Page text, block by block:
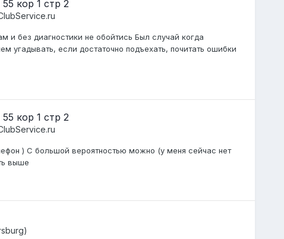
кор 1 стр 2
и без диагностики не обойтись Был случай когда
угадывать, если достаточно подъехать, почитать ошибки
кор 1 стр 2
) С большой вероятностью можно (у меня сейчас нет
выше